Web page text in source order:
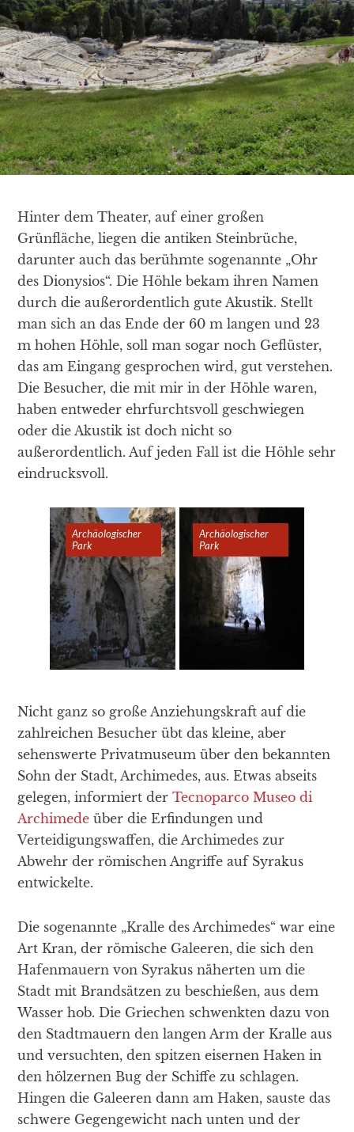
Hinter dem Theater, auf einer großen
Grünfläche, liegen die antiken Steinbrüche,
darunter auch das berühmte sogenannte „Ohr
des Dionysios“. Die Höhle bekam ihren Namen
durch die außerordentlich gute Akustik. Stellt
man sich an das Ende der 60 m langen und 23
m hohen Höhle, soll man sogar noch Geflüster,
das am Eingang gesprochen wird, gut verstehen.
Die Besucher, die mit mir in der Höhle waren,
haben entweder ehrfurchtsvoll geschwiegen
oder die Akustik ist doch nicht so
außerordentlich. Auf jeden Fall ist die Höhle sehr
eindrucksvoll.
Archäologischer
Park
Archäologischer
Park
Archäologischer
Park
Archäologischer
Park
Archäologischer
Park
Archäologischer
Park
Nicht ganz so große Anziehungskraft auf die
zahlreichen Besucher übt das kleine, aber
sehenswerte Privatmuseum über den bekannten
Sohn der Stadt, Archimedes, aus. Etwas abseits
gelegen, informiert derTecnoparco Museo di
Archimede über die Erfindungen und
Verteidigungswaffen, die Archimedes zur
Abwehr der römischen Angriffe auf Syrakus
entwickelte.
Die sogenannte „Kralle des Archimedes“ war eine
Art Kran, der römische Galeeren, die sich den
Hafenmauern von Syrakus näherten um die
Stadt mit Brandsätzen zu beschießen, aus dem
Wasser hob. Die Griechen schwenkten dazu von
den Stadtmauern den langen Arm der Kralle aus
und versuchten, den spitzen eisernen Haken in
den hölzernen Bug der Schiffe zu schlagen.
Hingen die Galeeren dann am Haken, sauste das
schwere Gegengewicht nach unten und der